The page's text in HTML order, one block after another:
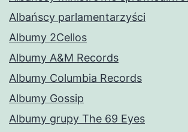
Albańscy parlamentarzyści
Albumy 2Cellos
Albumy A&M Records
Albumy Columbia Records
Albumy Gossip
Albumy grupy The 69 Eyes